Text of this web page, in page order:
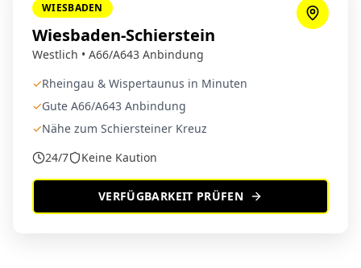
WIESBADEN
Wiesbaden-Schierstein
Westlich • A66/A643 Anbindung
✓Rheingau & Wispertaunus in Minuten
✓Gute A66/A643 Anbindung
✓Nähe zum Schiersteiner Kreuz
24/7
Keine Kaution
VERFÜGBARKEIT PRÜFEN